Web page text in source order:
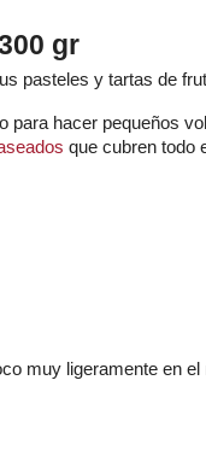
gr
pasteles y tartas de
para hacer pequeños
que cubren todo
muy ligeramente en